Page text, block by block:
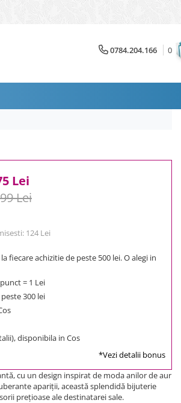
0784.204.166 0
Lei
Lei
124 Lei
fiecare achizitie de peste 500 lei. O alegi in
= 1 Lei
peste 300 lei
disponibila in Cos
*Vezi detalii bonus
cu un design inspirat de moda anilor de aur
apariţii, această splendidă bijuterie
preţioase ale destinatarei sale.